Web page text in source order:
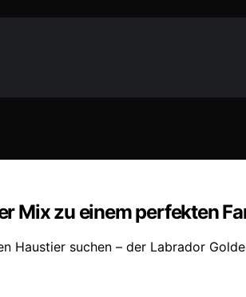
Mix zu einem perfekten
Haustier suchen – der Labrador